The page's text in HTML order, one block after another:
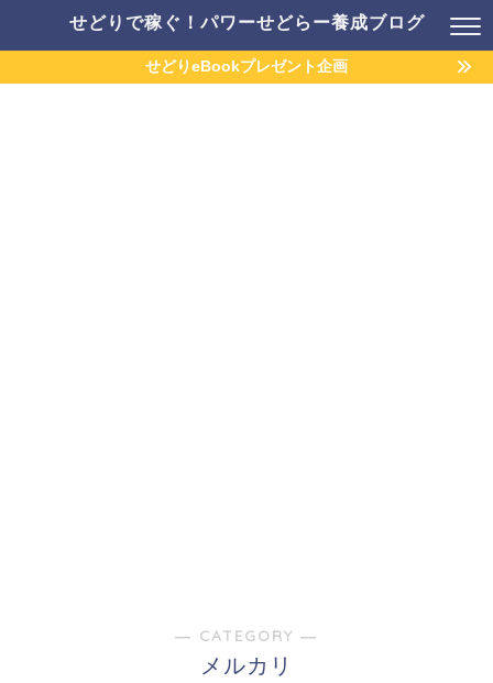
せどりで稼ぐ！パワーせどらー養成ブログ
せどりeBookプレゼント企画
― CATEGORY ―
メルカリ